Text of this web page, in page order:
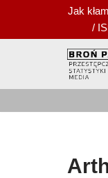
Przejdź
Jak
/